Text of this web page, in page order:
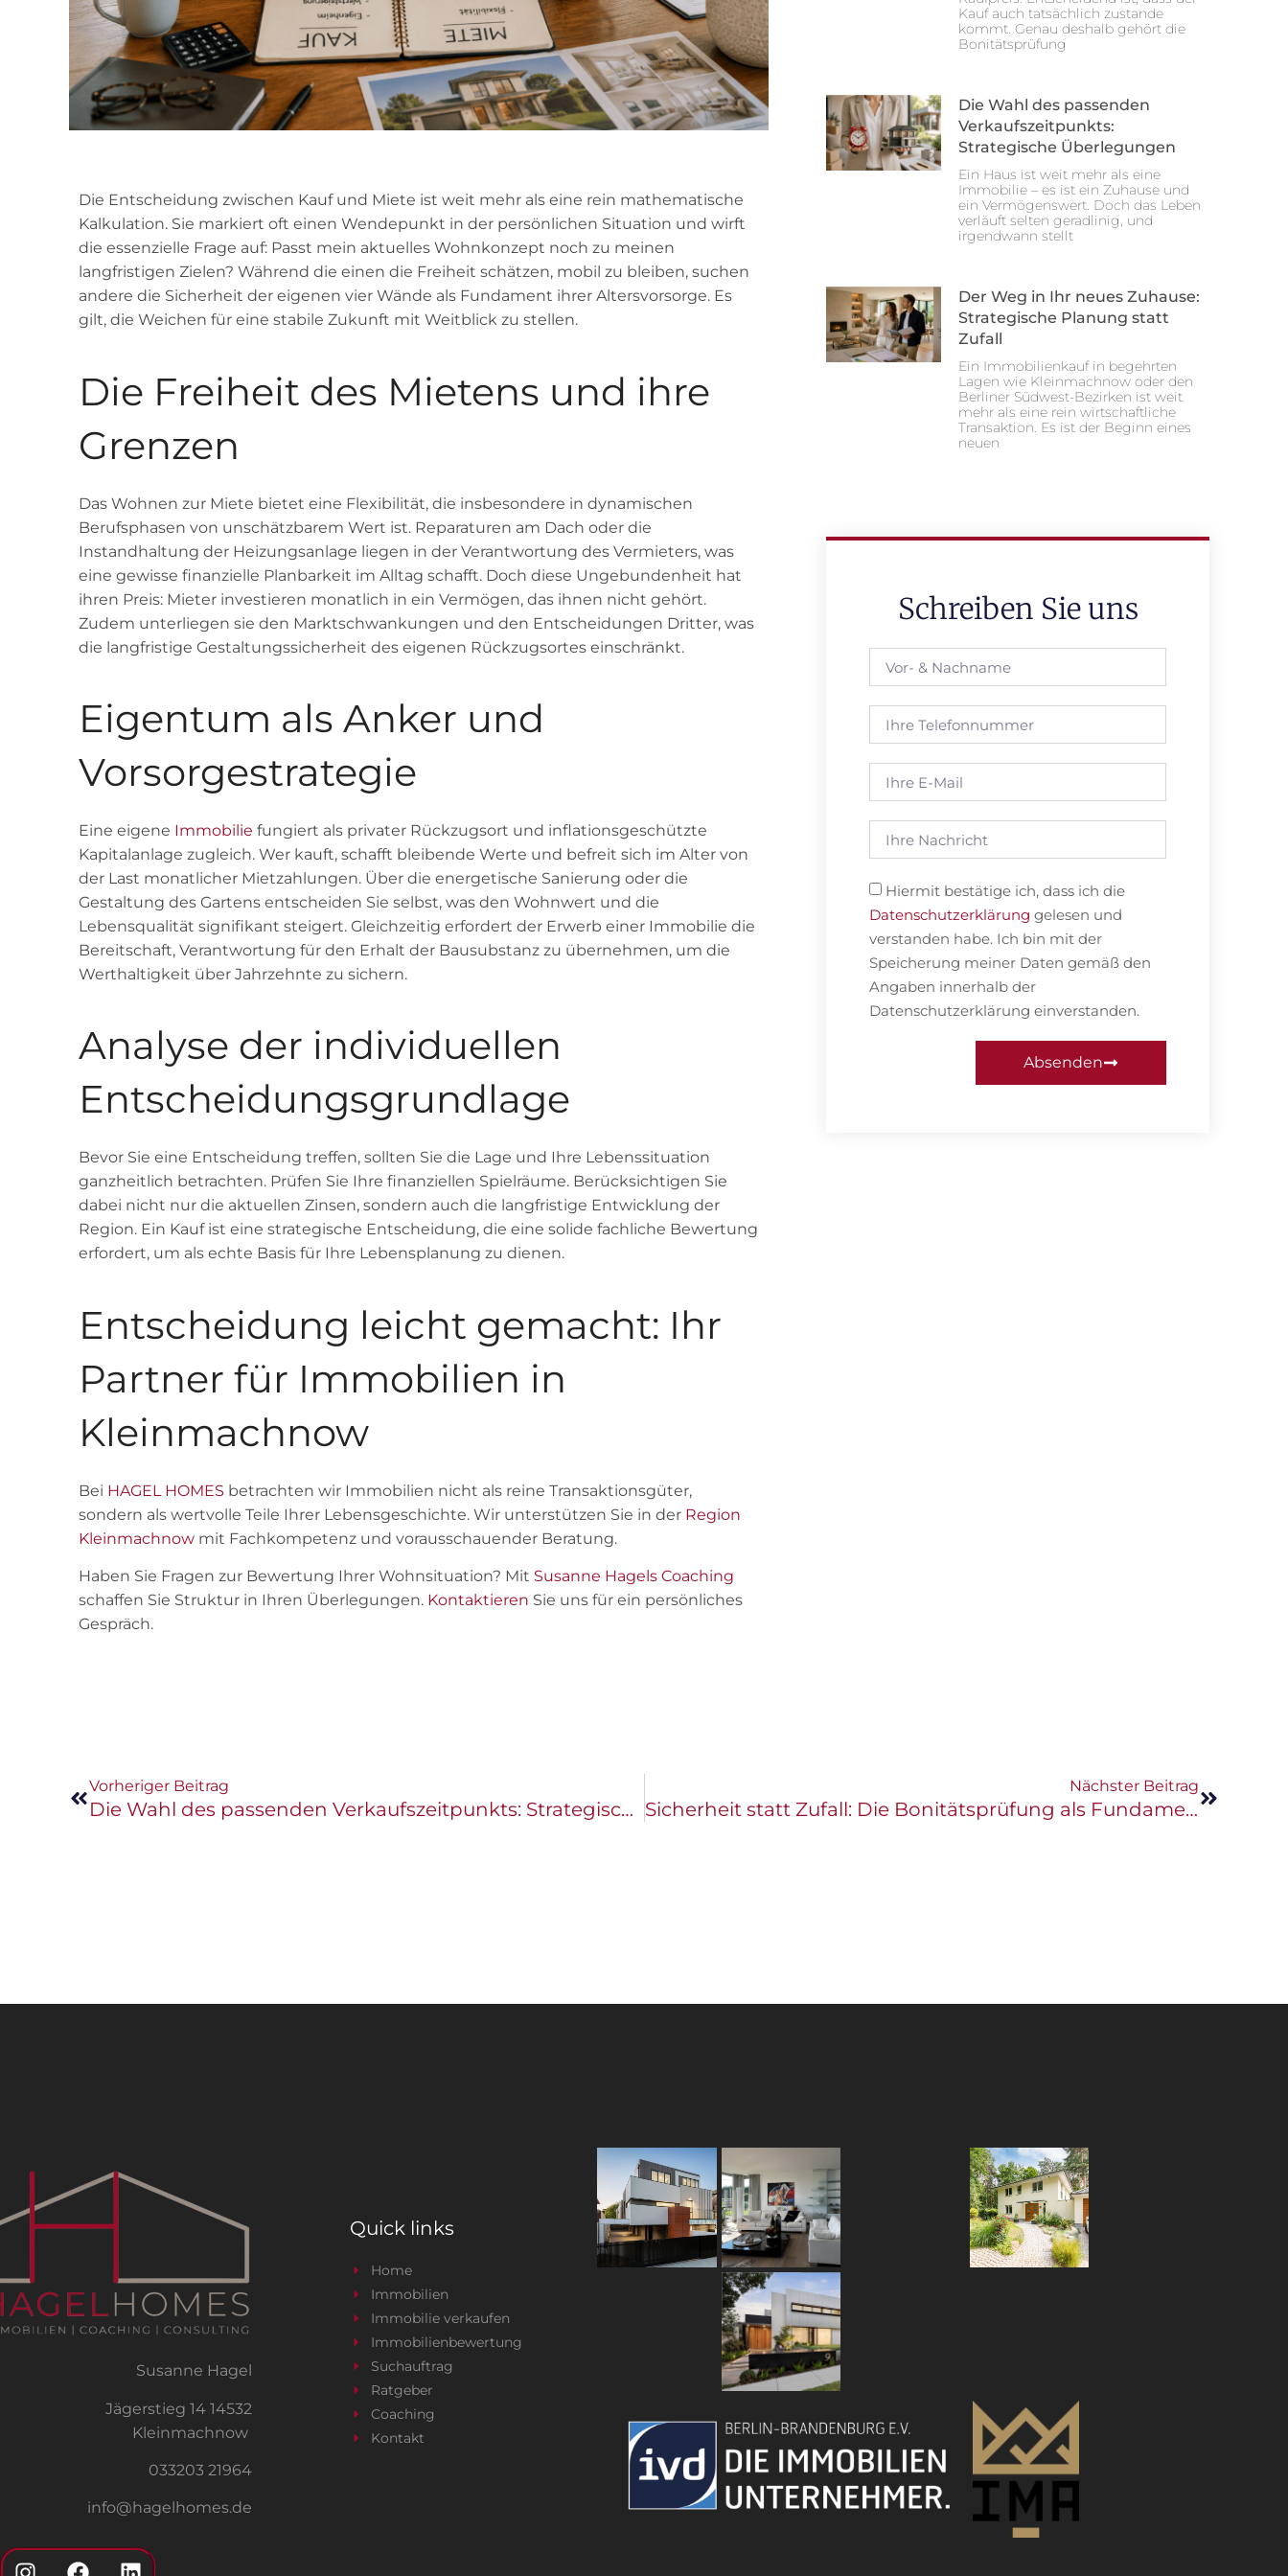
Die Entscheidung zwischen Kauf und Miete ist weit mehr als eine rein mathematische
Kalkulation. Sie markiert oft einen Wendepunkt in der persönlichen Situation und wirft
die essenzielle Frage auf: Passt mein aktuelles Wohnkonzept noch zu meinen
langfristigen Zielen? Während die einen die Freiheit schätzen, mobil zu bleiben, suchen
andere die Sicherheit der eigenen vier Wände als Fundament ihrer Altersvorsorge. Es
gilt, die Weichen für eine stabile Zukunft mit Weitblick zu stellen.
Die Freiheit des Mietens und ihre
Grenzen
Das Wohnen zur Miete bietet eine Flexibilität, die insbesondere in dynamischen
Berufsphasen von unschätzbarem Wert ist. Reparaturen am Dach oder die
Instandhaltung der Heizungsanlage liegen in der Verantwortung des Vermieters, was
eine gewisse finanzielle Planbarkeit im Alltag schafft. Doch diese Ungebundenheit hat
ihren Preis: Mieter investieren monatlich in ein Vermögen, das ihnen nicht gehört.
Zudem unterliegen sie den Marktschwankungen und den Entscheidungen Dritter, was
die langfristige Gestaltungssicherheit des eigenen Rückzugsortes einschränkt.
Eigentum als Anker und
Vorsorgestrategie
Eine eigene Immobilie fungiert als privater Rückzugsort und inflationsgeschützte
Kapitalanlage zugleich. Wer kauft, schafft bleibende Werte und befreit sich im Alter von
der Last monatlicher Mietzahlungen. Über die energetische Sanierung oder die
Gestaltung des Gartens entscheiden Sie selbst, was den Wohnwert und die
Lebensqualität signifikant steigert. Gleichzeitig erfordert der Erwerb einer Immobilie die
Bereitschaft, Verantwortung für den Erhalt der Bausubstanz zu übernehmen, um die
Werthaltigkeit über Jahrzehnte zu sichern.
Analyse der individuellen
Entscheidungsgrundlage
Bevor Sie eine Entscheidung treffen, sollten Sie die Lage und Ihre Lebenssituation
ganzheitlich betrachten. Prüfen Sie Ihre finanziellen Spielräume. Berücksichtigen Sie
dabei nicht nur die aktuellen Zinsen, sondern auch die langfristige Entwicklung der
Region. Ein Kauf ist eine strategische Entscheidung, die eine solide fachliche Bewertung
erfordert, um als echte Basis für Ihre Lebensplanung zu dienen.
Entscheidung leicht gemacht: Ihr
Partner für Immobilien in
Kleinmachnow
Bei HAGEL HOMES betrachten wir Immobilien nicht als reine Transaktionsgüter,
sondern als wertvolle Teile Ihrer Lebensgeschichte. Wir unterstützen Sie in der Region
Kleinmachnow mit Fachkompetenz und vorausschauender Beratung.
Haben Sie Fragen zur Bewertung Ihrer Wohnsituation? Mit Susanne Hagels Coaching
schaffen Sie Struktur in Ihren Überlegungen. Kontaktieren Sie uns für ein persönliches
Gespräch.
Kauf auch tatsächlich zustande
kommt. Genau deshalb gehört die
Bonitätsprüfung
Die Wahl des passenden
Verkaufszeitpunkts:
Strategische Überlegungen
Ein Haus ist weit mehr als eine
Immobilie – es ist ein Zuhause und
ein Vermögenswert. Doch das Leben
verläuft selten geradlinig, und
irgendwann stellt
Der Weg in Ihr neues Zuhause:
Strategische Planung statt
Zufall
Ein Immobilienkauf in begehrten
Lagen wie Kleinmachnow oder den
Berliner Südwest-Bezirken ist weit
mehr als eine rein wirtschaftliche
Transaktion. Es ist der Beginn eines
neuen
Schreiben Sie uns
Hiermit bestätige ich, dass ich die
Datenschutzerklärung gelesen und
verstanden habe. Ich bin mit der
Speicherung meiner Daten gemäß den
Angaben innerhalb der
Datenschutzerklärung einverstanden.
Absenden
Vorheriger Beitrag
Die Wahl des passenden Verkaufszeitpunkts: Strategische Überlegungen
Nächster Beitrag
Sicherheit statt Zufall: Die Bonitätsprüfung als Fundament Ihres Immobilienverkaufs
Susanne Hagel
Jägerstieg 14 14532
Kleinmachnow
033203 21964
info@hagelhomes.de
Quick links
Home
Immobilien
Immobilie verkaufen
Immobilienbewertung
Suchauftrag
Ratgeber
Coaching
Kontakt